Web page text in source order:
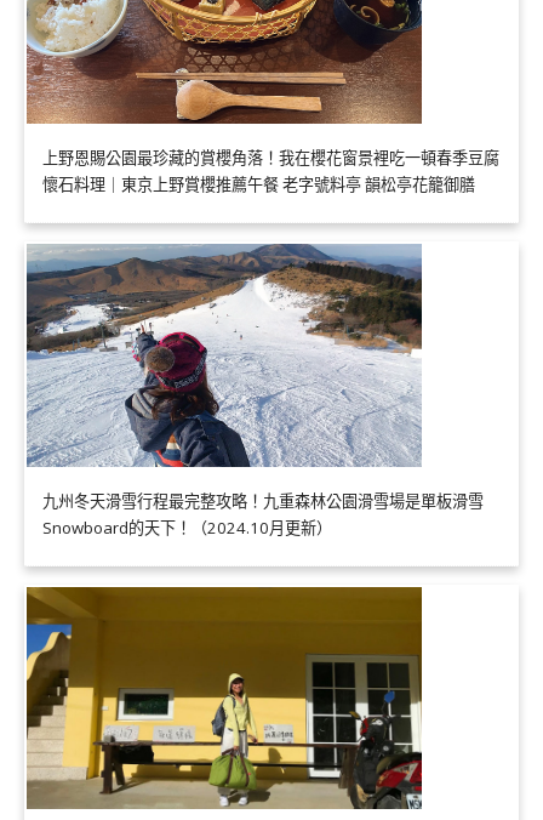
上野恩賜公園最珍藏的賞櫻角落！我在櫻花窗景裡吃一頓春季豆腐
懷石料理｜東京上野賞櫻推薦午餐 老字號料亭 韻松亭花籠御膳
九州冬天滑雪行程最完整攻略！九重森林公園滑雪場是單板滑雪
Snowboard的天下！（2024.10月更新）